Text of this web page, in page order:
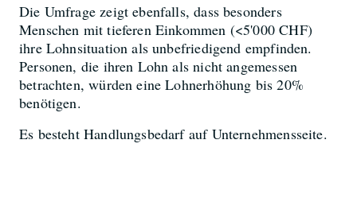
Die Umfrage zeigt ebenfalls, dass besonders
Menschen mit tieferen Einkommen (<5'000 CHF)
ihre Lohnsituation als unbefriedigend empfinden.
Personen, die ihren Lohn als nicht angemessen
betrachten, würden eine Lohnerhöhung bis 20%
benötigen.
Es besteht Handlungsbedarf auf Unternehmensseite.